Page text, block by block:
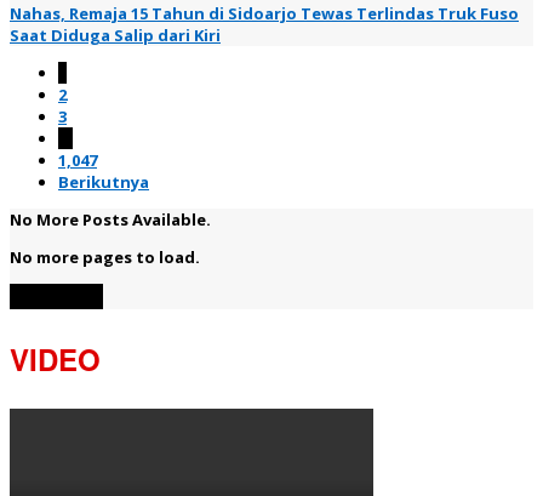
Nahas, Remaja 15 Tahun di Sidoarjo Tewas Terlindas Truk Fuso
Saat Diduga Salip dari Kiri
2
3
1,047
Berikutnya
No More Posts Available.
No more pages to load.
VIDEO